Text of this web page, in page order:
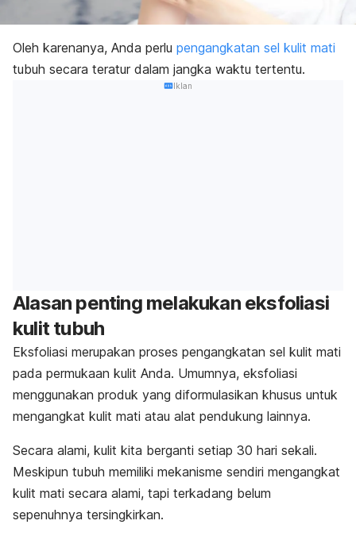
Oleh karenanya, Anda perlu pengangkatan sel kulit mati
tubuh secara teratur dalam jangka waktu tertentu.
Iklan
Alasan penting melakukan eksfoliasi
kulit tubuh
Eksfoliasi merupakan proses pengangkatan sel kulit mati
pada permukaan kulit Anda. Umumnya, eksfoliasi
menggunakan produk yang diformulasikan khusus untuk
mengangkat kulit mati atau alat pendukung lainnya.
Secara alami, kulit kita berganti setiap 30 hari sekali.
Meskipun tubuh memiliki mekanisme sendiri mengangkat
kulit mati secara alami, tapi terkadang belum
sepenuhnya tersingkirkan.